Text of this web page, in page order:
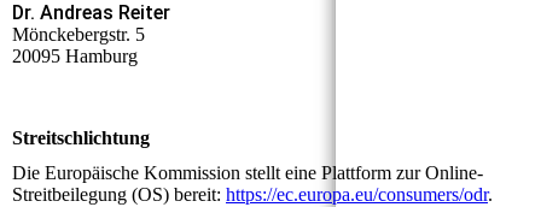
Dr. Andreas Reiter
Mönckebergstr. 5
20095 Hamburg
Streitschlichtung
Die Europäische Kommission stellt eine Plattform zur Online-
Streitbeilegung (OS) bereit: https://ec.europa.eu/consumers/odr.